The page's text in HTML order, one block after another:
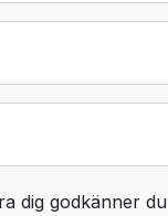
dig godkänner du